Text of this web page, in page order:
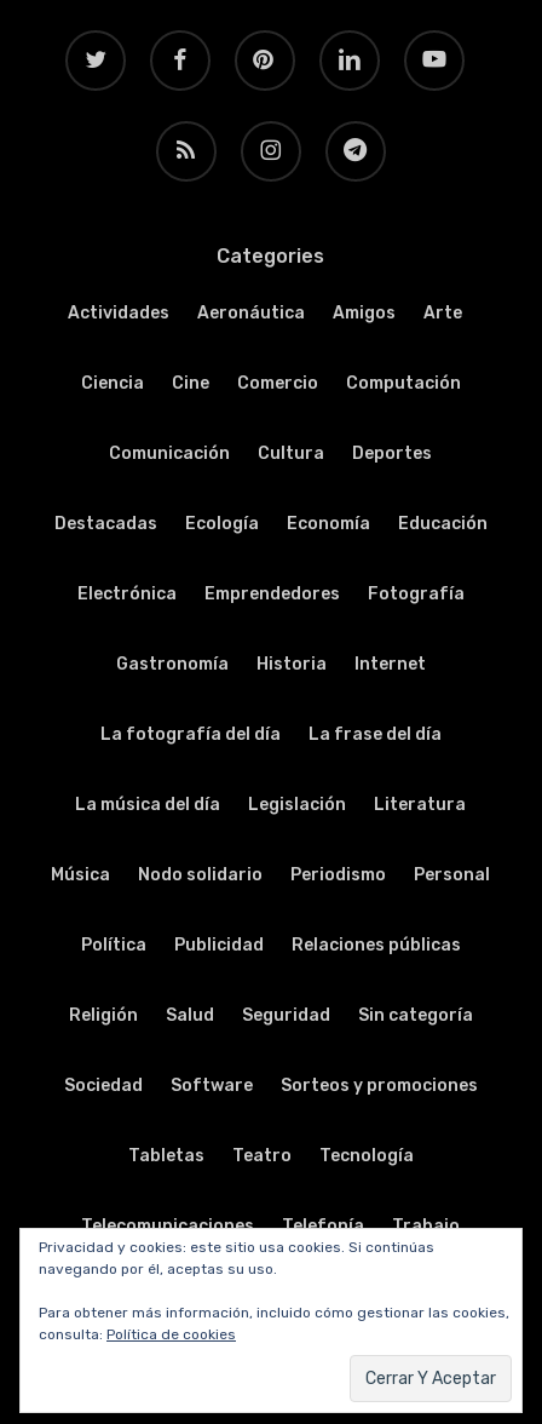
twitter facebook pinterest linkedin youtube
RSS instagram telegram
Categories
Actividades Aeronáutica Amigos Arte
Ciencia Cine Comercio Computación
Comunicación Cultura Deportes
Destacadas Ecología Economía Educación
Electrónica Emprendedores Fotografía
Gastronomía Historia Internet
La fotografía del día La frase del día
La música del día Legislación Literatura
Música Nodo solidario Periodismo Personal
Política Publicidad Relaciones públicas
Religión Salud Seguridad Sin categoría
Sociedad Software Sorteos y promociones
Tabletas Teatro Tecnología
Telecomunicaciones Telefonía Trabajo
Privacidad y cookies: este sitio usa cookies. Si continúas
navegando por él, aceptas su uso.
Para obtener más información, incluido cómo gestionar las cookies,
consulta: Política de cookies